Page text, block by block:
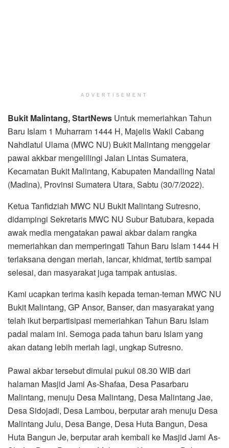
ADVERTISEMENT
Bukit Malintang, StartNews Untuk memeriahkan Tahun
Baru Islam 1 Muharram 1444 H, Majelis Wakil Cabang
Nahdlatul Ulama (MWC NU) Bukit Malintang menggelar
pawai akkbar mengelilingi Jalan Lintas Sumatera,
Kecamatan Bukit Malintang, Kabupaten Mandailing Natal
(Madina), Provinsi Sumatera Utara, Sabtu (30/7/2022).
Ketua Tanfidziah MWC NU Bukit Malintang Sutresno,
didampingi Sekretaris MWC NU Subur Batubara, kepada
awak media mengatakan pawai akbar dalam rangka
memeriahkan dan memperingati Tahun Baru Islam 1444 H
terlaksana dengan meriah, lancar, khidmat, tertib sampai
selesai, dan masyarakat juga tampak antusias.
Kami ucapkan terima kasih kepada teman-teman MWC NU
Bukit Malintang, GP Ansor, Banser, dan masyarakat yang
telah ikut berpartisipasi memeriahkan Tahun Baru Islam
padal malam ini. Semoga pada tahun baru Islam yang
akan datang lebih meriah lagi, ungkap Sutresno.
Pawai akbar tersebut dimulai pukul 08.30 WIB dari
halaman Masjid Jami As-Shafaa, Desa Pasarbaru
Malintang, menuju Desa Malintang, Desa Malintang Jae,
Desa Sidojadi, Desa Lambou, berputar arah menuju Desa
Malintang Julu, Desa Bange, Desa Huta Bangun, Desa
Huta Bangun Je, berputar arah kembali ke Masjid Jami As-